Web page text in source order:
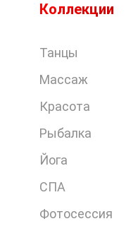
Коллекции
Танцы
Массаж
Красота
Рыбалка
Йога
СПА
Фотосессия